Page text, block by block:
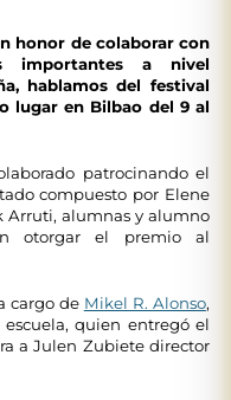
honor de colaborar con
a nivel
hablamos del festival
lugar en Bilbao del 9 al
patrocinando el
compuesto por Elene
Arruti, alumnas y alumno
otorgar el premio al
cargo de Mikel R. Alonso,
quien entregó el
a Julen Zubiete director